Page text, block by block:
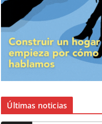
Últimas noticias